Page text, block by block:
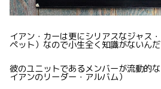
イアン・カーは更にシリアスなジャス
ペット）なので小生全く知識がないん
彼のユニットであるメンバーが流動的
イアンのリーダー・アルバム）